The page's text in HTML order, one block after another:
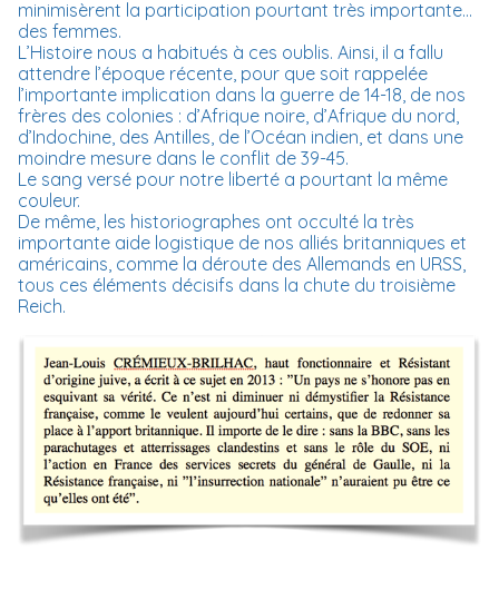
minimisèrent la participation pourtant très importante…
des femmes.
L’Histoire nous a habitués à ces oublis. Ainsi, il a fallu
attendre l’époque récente, pour que soit rappelée
l’importante implication dans la guerre de 14-18, de nos
frères des colonies : d’Afrique noire, d’Afrique du nord,
d’Indochine, des Antilles, de l’Océan indien, et dans une
moindre mesure dans le conflit de 39-45.
Le sang versé pour notre liberté a pourtant la même
couleur.
De même, les historiographes ont occulté la très
importante aide logistique de nos alliés britanniques et
américains, comme la déroute des Allemands en URSS,
tous ces éléments décisifs dans la chute du troisième
Reich.